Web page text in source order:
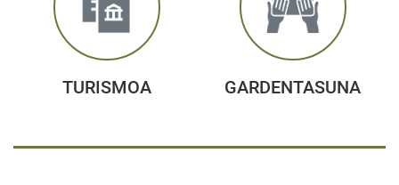
TURISMOA GARDENTASUNA